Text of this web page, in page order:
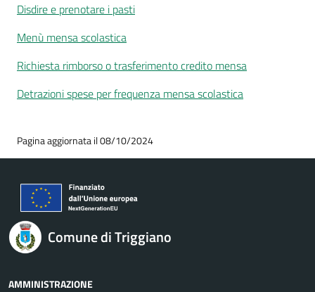
Disdire e prenotare i pasti
Menù mensa scolastica
Richiesta rimborso o trasferimento credito mensa
Detrazioni spese per frequenza mensa scolastica
Pagina aggiornata il 08/10/2024
Comune di Triggiano
AMMINISTRAZIONE